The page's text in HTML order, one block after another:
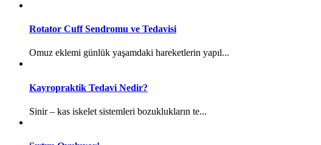
Rotator Cuff Sendromu ve Tedavisi
Omuz eklemi günlük yaşamdaki hareketlerin yapıl...
Kayropraktik Tedavi Nedir?
Sinir – kas iskelet sistemleri bozuklukların te...